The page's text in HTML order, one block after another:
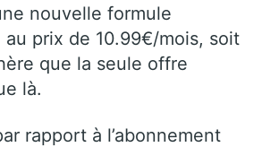
nouvelle formule
au prix de 10.99€/mois, soit
que la seule offre
là.
rapport à l’abonnement